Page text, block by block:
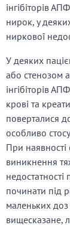
інгібіторів
нирок, у
ниркової
У деяких
або стенозом
інгібіторів
крові та
поверталися
особливо
При наявності
виникнення
недостатності
починати під
маленьких
вищесказане,